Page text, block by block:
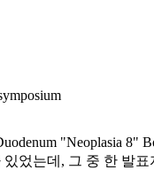
"Neoplasia
었는데, 그 중 한 발